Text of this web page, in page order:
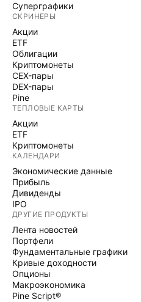
Суперграфики
СКРИНЕРЫ
Акции
ETF
Облигации
Криптомонеты
CEX-пары
DEX-пары
Pine
ТЕПЛОВЫЕ КАРТЫ
Акции
ETF
Криптомонеты
КАЛЕНДАРИ
Экономические данные
Прибыль
Дивиденды
IPO
ДРУГИЕ ПРОДУКТЫ
Лента новостей
Портфели
Фундаментальные графики
Кривые доходности
Опционы
Макроэкономика
Pine Script®